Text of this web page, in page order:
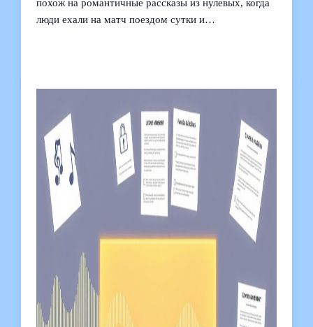
похож на романтичные рассказы из нулевых, когда
люди ехали на матч поездом сутки и…